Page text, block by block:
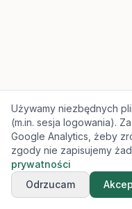
Używamy niezbędnych
(m.in. sesja logowania).
Google Analytics, żeby
zgody nie zapisujemy
prywatności
Odrzucam